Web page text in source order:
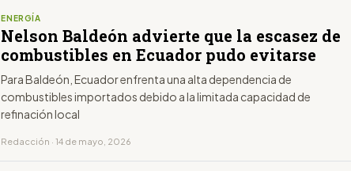
ENERGÍA
Nelson Baldeón advierte que la escasez de
combustibles en Ecuador pudo evitarse
Para Baldeón, Ecuador enfrenta una alta dependencia de
combustibles importados debido a la limitada capacidad de
refinación local
Redacción · 14 de mayo, 2026